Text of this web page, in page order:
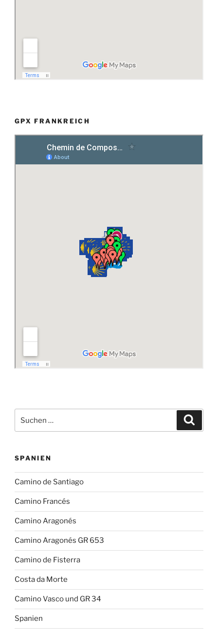
GPX FRANKREICH
nach:
SPANIEN
Camino de Santiago
Camino Francés
Camino Aragonés
Camino Aragonés GR 653
Camino de Fisterra
Costa da Morte
Camino Vasco und GR 34
Spanien